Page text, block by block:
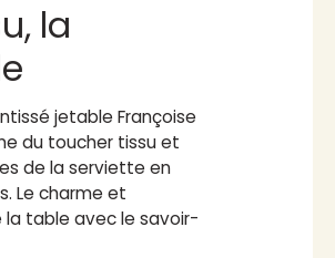
la
jetable Françoise
du toucher tissu et
de la serviette en
Le charme et
la table avec le savoir-